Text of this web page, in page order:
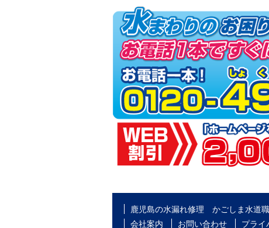
鹿児島の水漏れ修理 かごしま水道
会社案内
お問い合わせ プライ